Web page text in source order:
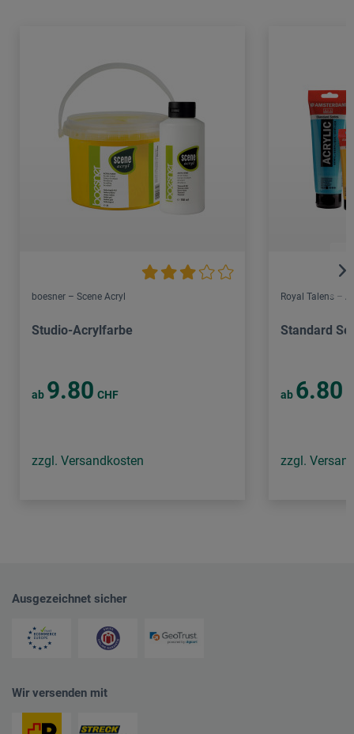
boesner – Scene Acryl
Studio-Acrylfarbe
ab 9.80 CHF
zzgl. Versandkosten
Royal Talens –
Standard
ab 6.80
zzgl.
Ausgezeichnet sicher
Wir versenden mit